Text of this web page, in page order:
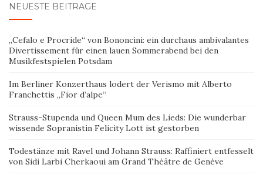
NEUESTE BEITRÄGE
„Cefalo e Procride“ von Bononcini: ein durchaus ambivalantes
Divertissement für einen lauen Sommerabend bei den
Musikfestspielen Potsdam
Im Berliner Konzerthaus lodert der Verismo mit Alberto
Franchettis „Fior d’alpe“
Strauss-Stupenda und Queen Mum des Lieds: Die wunderbar
wissende Sopranistin Felicity Lott ist gestorben
Todestänze mit Ravel und Johann Strauss: Raffiniert entfesselt
von Sidi Larbi Cherkaoui am Grand Théâtre de Genève